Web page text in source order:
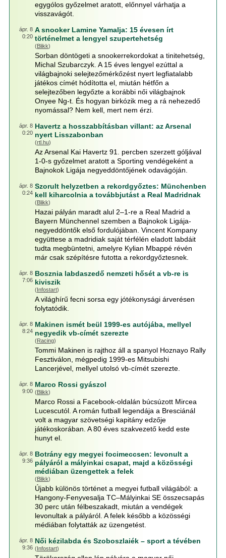
egygólos győzelmet aratott, előnnyel várhatja a
visszavágót.
ápr. 8
0:20
A snooker Lamine Yamalja: 15 évesen írt
történelmet a lengyel szupertehetség
(Blikk)
Sorban döntögeti a snookerrekordokat a tinitehetség,
Michal Szubarczyk. A 15 éves lengyel ezúttal a
világbajnoki selejtezőmérkőzést nyert legfiatalabb
játékos címét hódította el, miután hétfőn a
selejtezőben legyőzte a korábbi női világbajnok
Onyee Ng-t. És hogyan birkózik meg a rá nehezedő
nyomással? Nem kell, mert nem érzi.
ápr. 8
0:20
Havertz a hosszabbításban villant: az Arsenal
nyert Lisszabonban
(rtl.hu)
Az Arsenal Kai Havertz 91. percben szerzett góljával
1-0-s győzelmet aratott a Sporting vendégeként a
Bajnokok Ligája negyeddöntőjének odavágóján.
ápr. 8
0:24
Szorult helyzetben a rekordgyőztes: Münchenben
kell kiharcolnia a továbbjutást a Real Madridnak
(Blikk)
Hazai pályán maradt alul 2–1-re a Real Madrid a
Bayern Münchennel szemben a Bajnokok Ligája-
negyeddöntők első fordulójában. Vincent Kompany
együttese a madridiak saját térfélén eladott labdáit
tudta megbüntetni, amelyre Kylian Mbappé révén
már csak szépítésre futotta a rekordgyőztesnek.
ápr. 8
7:06
Bosznia labdaszedő nemzeti hősét a vb-re is
kiviszik
(Infostart)
A világhírű fecni sorsa egy jótékonysági árverésen
folytatódik.
ápr. 8
8:24
Makinen ismét beül 1999-es autójába, mellyel
negyedik vb-címét szerezte
(Racing)
Tommi Makinen is rajthoz áll a spanyol Hoznayo Rally
Fesztiválon, mégpedig 1999-es Mitsubishi
Lancerjével, mellyel utolsó vb-címét szerezte.
ápr. 8
9:00
Marco Rossi gyászol
(Blikk)
Marco Rossi a Facebook-oldalán búcsúzott Mircea
Lucescutól. A román futball legendája a Bresciánál
volt a magyar szövetségi kapitány edzője
játékoskorában. A 80 éves szakvezető kedd este
hunyt el.
ápr. 8
9:36
Botrány egy megyei focimeccsen: levonult a
pályáról a mályinkai csapat, majd a közösségi
médiában üzengettek a felek
(Blikk)
Újabb különös történet a megyei futball világából: a
Hangony-Fenyvesalja TC–Mályinkai SE összecsapás
30 perc után félbeszakadt, miután a vendégek
levonultak a pályáról. A felek később a közösségi
médiában folytatták az üzengetést.
ápr. 8
9:36
Női kézilabda és Szoboszlaiék – sport a tévében
(Infostart)